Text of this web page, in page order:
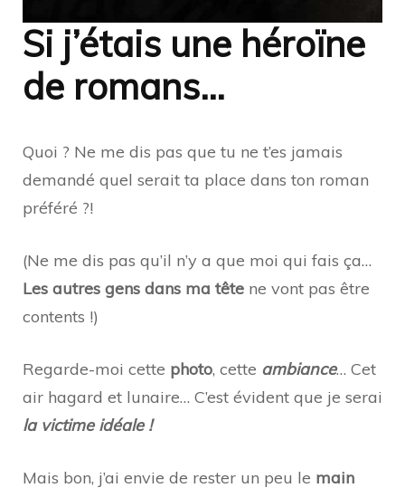
Si j’étais une héroïne
de romans…
Quoi ? Ne me dis pas que tu ne t’es jamais
demandé quel serait ta place dans ton roman
préféré ?!
(Ne me dis pas qu’il n’y a que moi qui fais ça…
Les autres gens dans ma tête ne vont pas être
contents !)
Regarde-moi cette photo, cette ambiance… Cet
air hagard et lunaire… C’est évident que je serai
la victime idéale !
Mais bon, j’ai envie de rester un peu le main